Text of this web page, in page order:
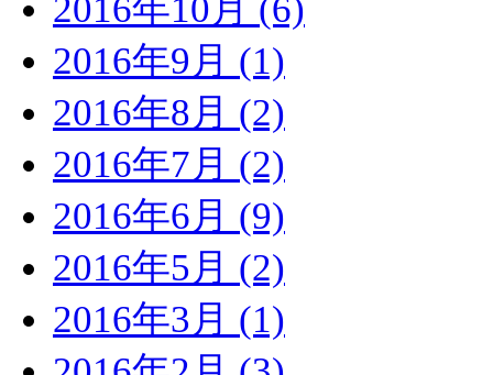
2016年10月 (6)
2016年9月 (1)
2016年8月 (2)
2016年7月 (2)
2016年6月 (9)
2016年5月 (2)
2016年3月 (1)